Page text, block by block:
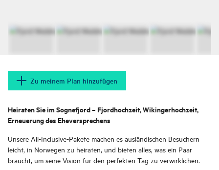
Zu meinem Plan hinzufügen
Heiraten Sie im Sognefjord – Fjordhochzeit, Wikingerhochzeit,
Erneuerung des Eheversprechens
Unsere All-Inclusive-Pakete machen es ausländischen Besuchern
leicht, in Norwegen zu heiraten, und bieten alles, was ein Paar
braucht, um seine Vision für den perfekten Tag zu verwirklichen.